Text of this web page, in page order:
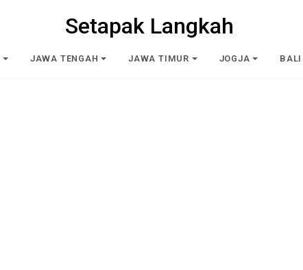
Setapak Langkah
JAWA TENGAH JAWA TIMUR JOGJA BALI